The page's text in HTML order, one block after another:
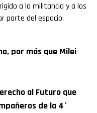
a la militancia y a los
parte del espacio.
por más que Milei
al Futuro que
de la 4°